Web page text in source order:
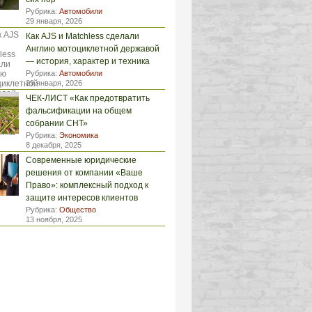
Рубрика: Автомобили
29 января, 2026
Как AJS и Matchless сделали
Англию мотоциклетной державой
— история, характер и техника
Рубрика: Автомобили
29 января, 2026
ЧЕК-ЛИСТ «Как предотвратить
фальсификации на общем
собрании СНТ»
Рубрика: Экономика
8 декабря, 2025
Современные юридические
решения от компании «Ваше
Право»: комплексный подход к
защите интересов клиентов
Рубрика: Общество
13 ноября, 2025